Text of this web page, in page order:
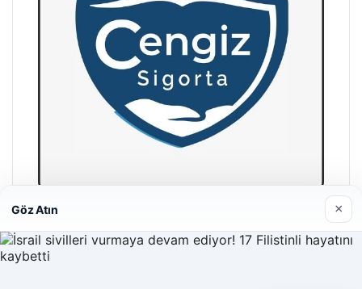
Hastaş Beton
26/05/2026
Göz Atın ×